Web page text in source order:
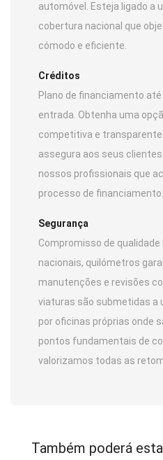
automóvel. Esteja ligado a
cobertura nacional que
cómodo e eficiente.
Créditos
Plano de financiamento
entrada. Obtenha uma
competitiva e
assegura aos seus
nossos profissionais que
processo de financiamento.
Segurança
Compromisso de qualidade
nacionais, quilómetros
manutenções e revisões
viaturas são submetidas a
por oficinas próprias onde
pontos fundamentais de
valorizamos todas as
Também poderá